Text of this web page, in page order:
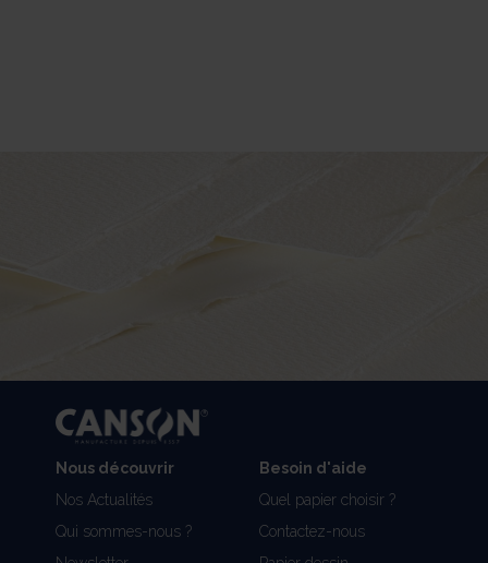
Nous découvrir
Nos Actualités
Qui sommes-nous ?
Besoin d'aide
Quel papier choisir ?
Contactez-nous